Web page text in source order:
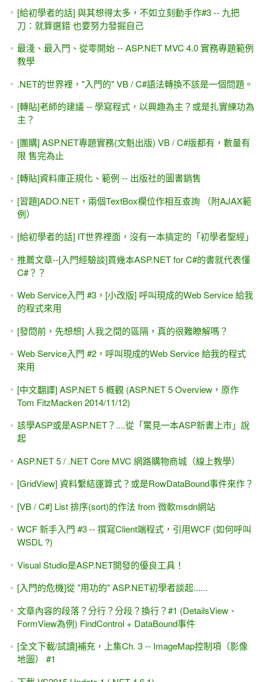
[給初學者的話] 與其想得太多，不如立刻動手作#3 -- 九把
刀：就算選錯 也要努力發掘自己
最淺、最入門、從零開始 -- ASP.NET MVC 4.0 實務專題範例
教學
.NET的世界裡，"入門的" VB / C#語法轉換不該是一個問題。
[轉貼]老師的建議 -- 學寫程式，以興趣為主？或是扎實練功為
主？
[團購] ASP.NET專題實務(文魁出版) VB / C#版都有，數量有
限 售完為止
[轉貼]資料庫正規化、範例 -- 出版社的圖書銷售
[習題]ADO.NET，兩個TextBox欄位作相互查詢 （附AJAX範
例）
[給初學者的話] IT世界裡面，沒有一本搞定的「初學者聖經」
推薦文章--[入門經驗談]買幾本ASP.NET for C#的書就代表懂
C#？？
Web Service入門 #3，[小改版] 呼叫現成的Web Service 給我
的程式來用
[發問前，先想想] 人我之間的區隔，真的很難瞭解嗎？
Web Service入門 #2，呼叫現成的Web Service 給我的程式
來用
[中文翻譯] ASP.NET 5 概觀 (ASP.NET 5 Overview，原作
Tom FitzMacken 2014/11/12)
該學ASP或是ASP.NET？....從「驚見一本ASP新書上市」說
起
ASP.NET 5 / .NET Core MVC 網路購物商城（線上教學）
[GridView] 資料繫結運算式？或是RowDataBound事件來作？
[VB / C#] List 排序(sort)的作法 from 微軟msdn網站
WCF 新手入門 #3 -- 撰寫Client端程式，引用WCF (如何呼叫
WSDL ?)
Visual Studio是ASP.NET開發的優良工具！
[入門的危機]從 "用功的" ASP.NET初學者談起......
文章內容的段落？分行？分段？換行？#1 (DetailsView、
FormView為例) FindControl + DataBound事件
[全文下載/試讀]補充，上集Ch. 3 -- ImageMap控制項（影像
地圖） #1